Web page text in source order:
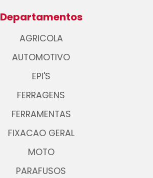
Departamentos
AGRICOLA
AUTOMOTIVO
EPI'S
FERRAGENS
FERRAMENTAS
FIXACAO GERAL
MOTO
PARAFUSOS